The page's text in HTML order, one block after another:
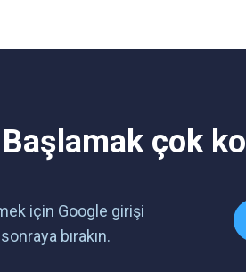
çok
için Google girişi
bırakın.